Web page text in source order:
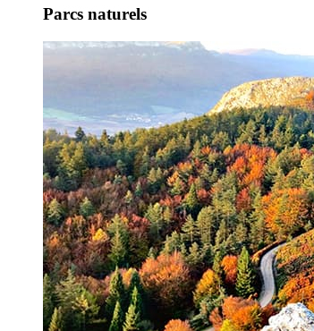
Parcs naturels